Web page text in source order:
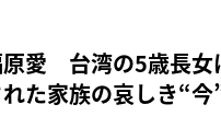
てから約1カ月、福原を巡る
ちからも批判の嵐が吹き
愛 台湾の5歳長女
た家族の哀しき“今